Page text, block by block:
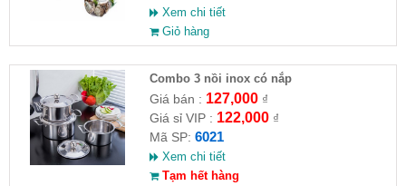
Xem chi tiết
Giỏ hàng
Combo 3 nồi inox có nắp
Giá bán : 127,000₫
Giá sỉ VIP : 122,000₫
Mã SP: 6021
Xem chi tiết
Tạm hết hàng